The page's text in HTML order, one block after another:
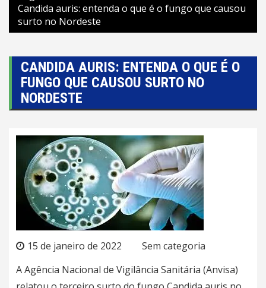
Candida auris: entenda o que é o fungo que causou
surto no Nordeste
CANDIDA AURIS: ENTENDA O QUE É O
FUNGO QUE CAUSOU SURTO NO
NORDESTE
15 de janeiro de 2022
Sem categoria
A Agência Nacional de Vigilância Sanitária (Anvisa)